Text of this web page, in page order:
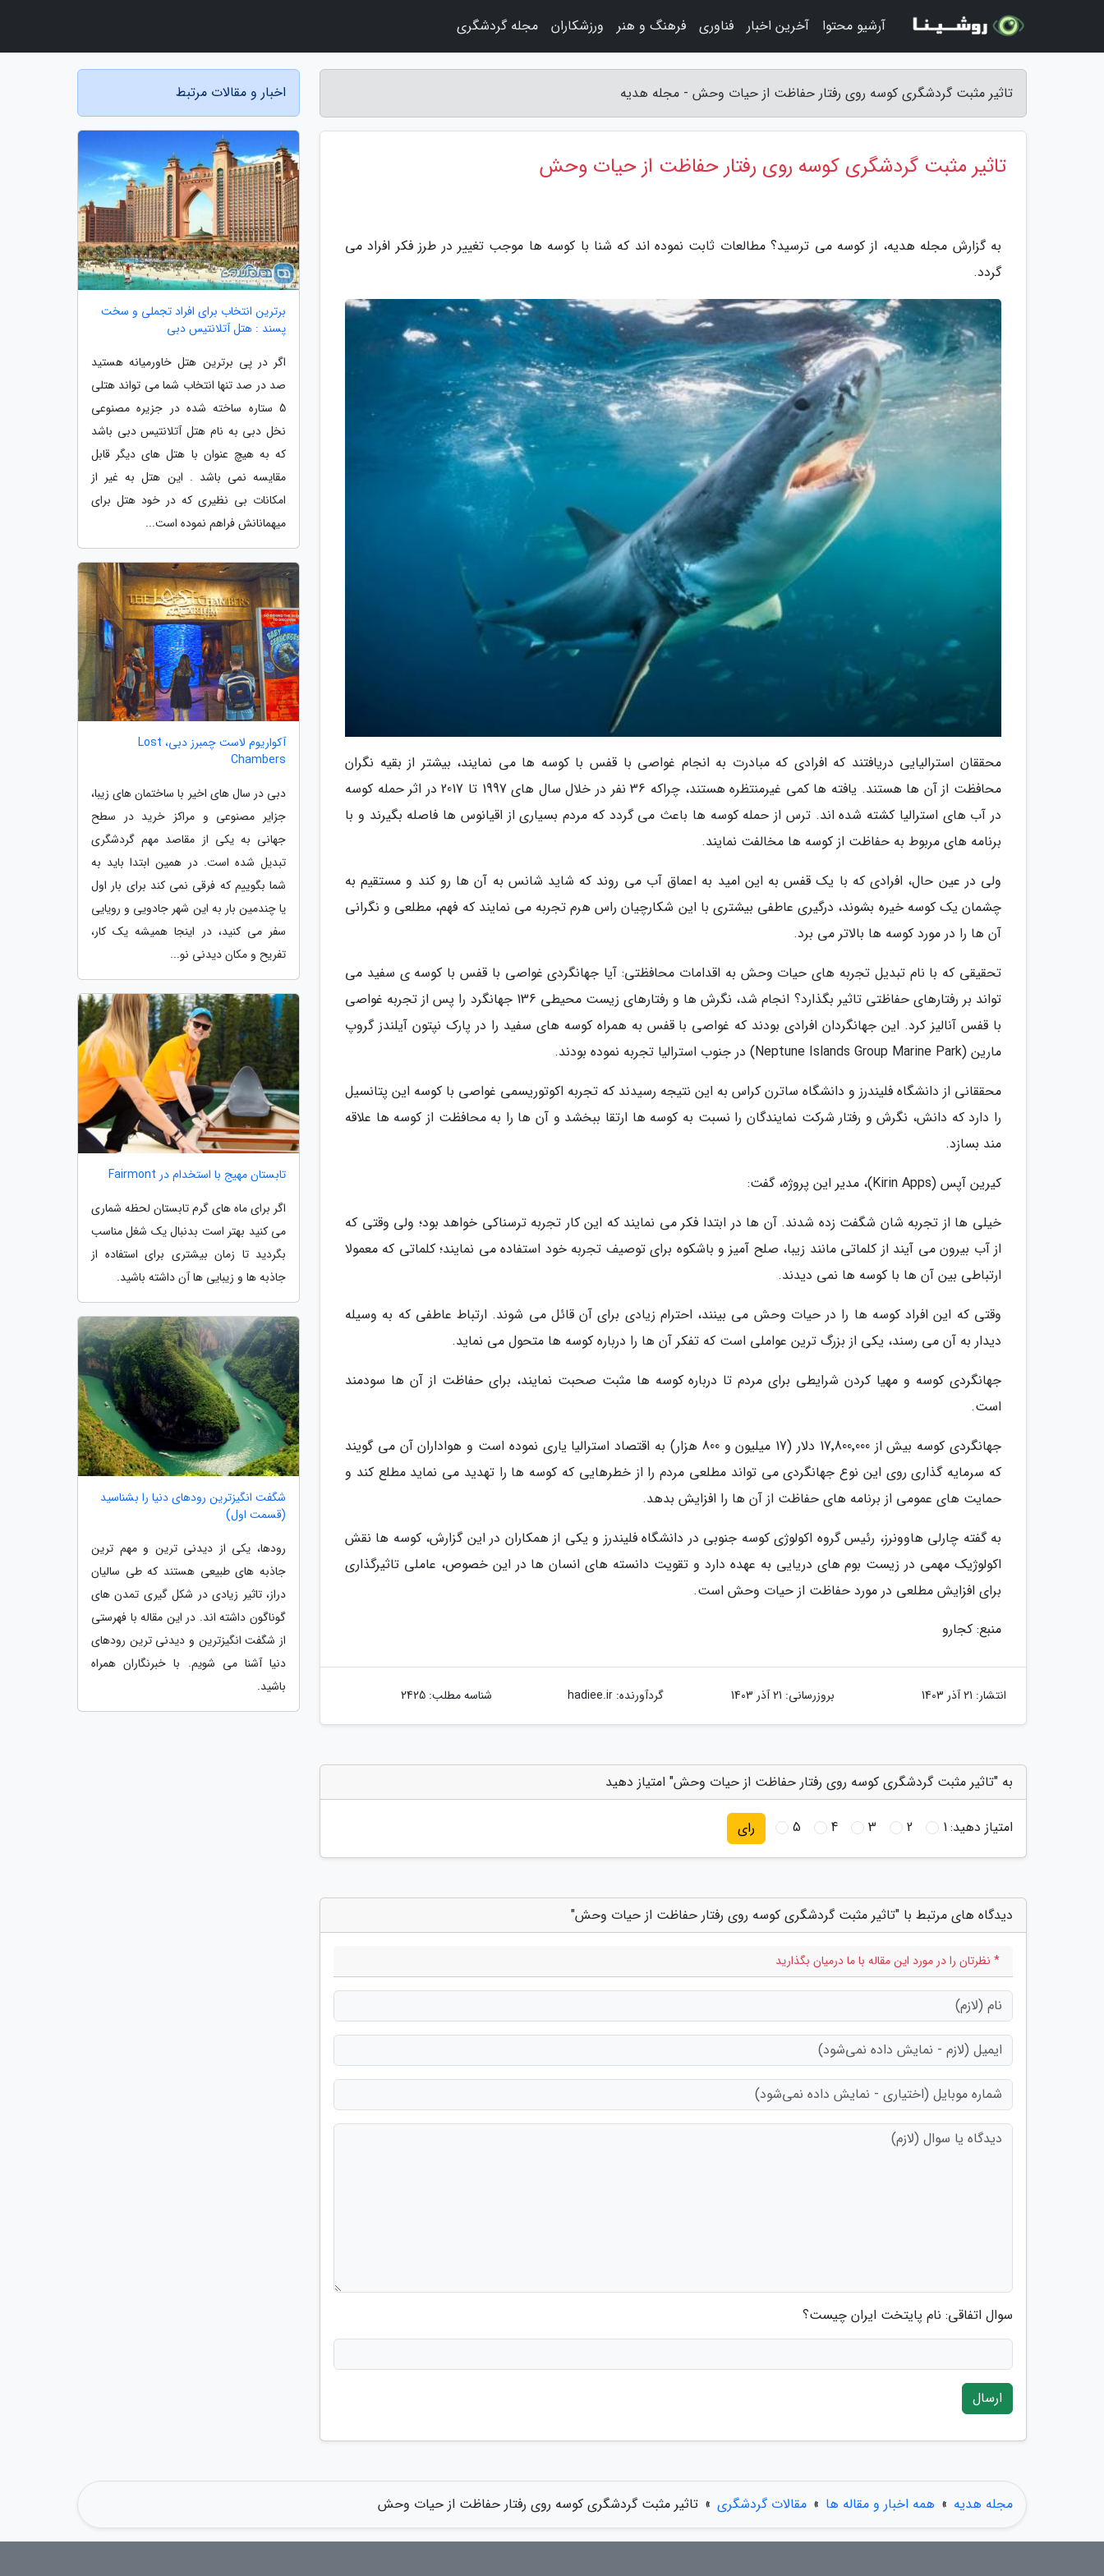
تاثیر مثبت گردشگری کوسه روی رفتار حفاظت از حیات وحش - مجله هدیه
تاثیر مثبت گردشگری کوسه روی رفتار حفاظت از حیات وحش
به گزارش مجله هدیه، از کوسه می ترسید؟ مطالعات ثابت نموده اند که شنا با کوسه ها موجب تغییر در طرز فکر افراد می
گردد.
محققان استرالیایی دریافتند که افرادی که مبادرت به انجام غواصی با قفس با کوسه ها می نمایند، بیشتر از بقیه نگران
محافظت از آن ها هستند. یافته ها کمی غیرمنتظره هستند، چراکه 36 نفر در خلال سال های 1997 تا 2017 در اثر حمله کوسه
در آب های استرالیا کشته شده اند. ترس از حمله کوسه ها باعث می گردد که مردم بسیاری از اقیانوس ها فاصله بگیرند و با
برنامه های مربوط به حفاظت از کوسه ها مخالفت نمایند.
ولی در عین حال، افرادی که با یک قفس به این امید به اعماق آب می روند که شاید شانس به آن ها رو کند و مستقیم به
چشمان یک کوسه خیره بشوند، درگیری عاطفی بیشتری با این شکارچیان راس هرم تجربه می نمایند که فهم، مطلعی و نگرانی
آن ها را در مورد کوسه ها بالاتر می برد.
تحقیقی که با نام تبدیل تجربه های حیات وحش به اقدامات محافظتی: آیا جهانگردی غواصی با قفس با کوسه ی سفید می
تواند بر رفتارهای حفاظتی تاثیر بگذارد؟ انجام شد، نگرش ها و رفتارهای زیست محیطی 136 جهانگرد را پس از تجربه غواصی
با قفس آنالیز کرد. این جهانگردان افرادی بودند که غواصی با قفس به همراه کوسه های سفید را در پارک نپتون آیلندز گروپ
مارین (Neptune Islands Group Marine Park) در جنوب استرالیا تجربه نموده بودند.
محققانی از دانشگاه فلیندرز و دانشگاه ساترن کراس به این نتیجه رسیدند که تجربه اکوتوریسمی غواصی با کوسه این پتانسیل
را دارد که دانش، نگرش و رفتار شرکت نمایندگان را نسبت به کوسه ها ارتقا ببخشد و آن ها را به محافظت از کوسه ها علاقه
مند بسازد.
کیرین آپس (Kirin Apps)، مدیر این پروژه، گفت:
خیلی ها از تجربه شان شگفت زده شدند. آن ها در ابتدا فکر می نمایند که این کار تجربه ترسناکی خواهد بود؛ ولی وقتی که
از آب بیرون می آیند از کلماتی مانند زیبا، صلح آمیز و باشکوه برای توصیف تجربه خود استفاده می نمایند؛ کلماتی که معمولا
ارتباطی بین آن ها با کوسه ها نمی دیدند.
وقتی که این افراد کوسه ها را در حیات وحش می بینند، احترام زیادی برای آن قائل می شوند. ارتباط عاطفی که به وسیله
دیدار به آن می رسند، یکی از بزرگ ترین عواملی است که تفکر آن ها را درباره کوسه ها متحول می نماید.
جهانگردی کوسه و مهیا کردن شرایطی برای مردم تا درباره کوسه ها مثبت صحبت نمایند، برای حفاظت از آن ها سودمند
است.
جهانگردی کوسه بیش از 17٬800٬000 دلار (17 میلیون و 800 هزار) به اقتصاد استرالیا یاری نموده است و هواداران آن می گویند
که سرمایه گذاری روی این نوع جهانگردی می تواند مطلعی مردم را از خطرهایی که کوسه ها را تهدید می نماید مطلع کند و
حمایت های عمومی از برنامه های حفاظت از آن ها را افزایش بدهد.
به گفته چارلی هاوونرز، رئیس گروه اکولوژی کوسه جنوبی در دانشگاه فلیندرز و یکی از همکاران در این گزارش، کوسه ها نقش
اکولوژیک مهمی در زیست بوم های دریایی به عهده دارد و تقویت دانسته های انسان ها در این خصوص، عاملی تاثیرگذاری
برای افزایش مطلعی در مورد حفاظت از حیات وحش است.
منبع: کجارو
انتشار: 21 آذر 1403 بروزرسانی: 21 آذر 1403 گردآورنده:hadiee.ir شناسه مطلب: 2425
به "تاثیر مثبت گردشگری کوسه روی رفتار حفاظت از حیات وحش" امتیاز دهید
امتیاز دهید:1
2
3
4
5 رای
دیدگاه های مرتبط با "تاثیر مثبت گردشگری کوسه روی رفتار حفاظت از حیات وحش"
* نظرتان را در مورد این مقاله با ما درمیان بگذارید
سوال اتفاقی: نام پایتخت ایران چیست؟
ارسال
اخبار و مقالات مرتبط
برترین انتخاب برای افراد تجملی و سخت
پسند : هتل آتلانتیس دبی
اگر در پی برترین هتل خاورمیانه هستید
صد در صد تنها انتخاب شما می تواند هتلی
5 ستاره ساخته شده در جزیره مصنوعی
نخل دبی به نام هتل آتلانتیس دبی باشد
که به هیچ عنوان با هتل های دیگر قابل
مقایسه نمی باشد . این هتل به غیر از
امکانات بی نظیری که در خود هتل برای
میهمانانش فراهم نموده است...
آکواریوم لاست چمبرز دبی، Lost
Chambers
دبی در سال های اخیر با ساختمان های زیبا،
جزایر مصنوعی و مراکز خرید در سطح
جهانی به یکی از مقاصد مهم گردشگری
تبدیل شده است. در همین ابتدا باید به
شما بگوییم که فرقی نمی کند برای بار اول
یا چندمین بار به این شهر جادویی و رویایی
سفر می کنید، در اینجا همیشه یک کار،
تفریح و مکان دیدنی نو...
تابستان مهیج با استخدام در Fairmont
اگر برای ماه های گرم تابستان لحظه شماری
می کنید بهتر است بدنبال یک شغل مناسب
بگردید تا زمان بیشتری برای استفاده از
جاذبه ها و زیبایی ها آن داشته باشید.
شگفت انگیزترین رودهای دنیا را بشناسید
(قسمت اول)
رودها، یکی از دیدنی ترین و مهم ترین
جاذبه های طبیعی هستند که طی سالیان
دراز، تاثیر زیادی در شکل گیری تمدن های
گوناگون داشته اند. در این مقاله با فهرستی
از شگفت انگیزترین و دیدنی ترین رودهای
دنیا آشنا می شویم. با خبرنگاران همراه
باشید.
مجله هدیه » همه اخبار و مقاله ها » مقالات گردشگری » تاثیر مثبت گردشگری کوسه روی رفتار حفاظت از حیات وحش
آرشیو محتوا آخرین اخبار فناوری فرهنگ و هنر ورزشکاران مجله گردشگری